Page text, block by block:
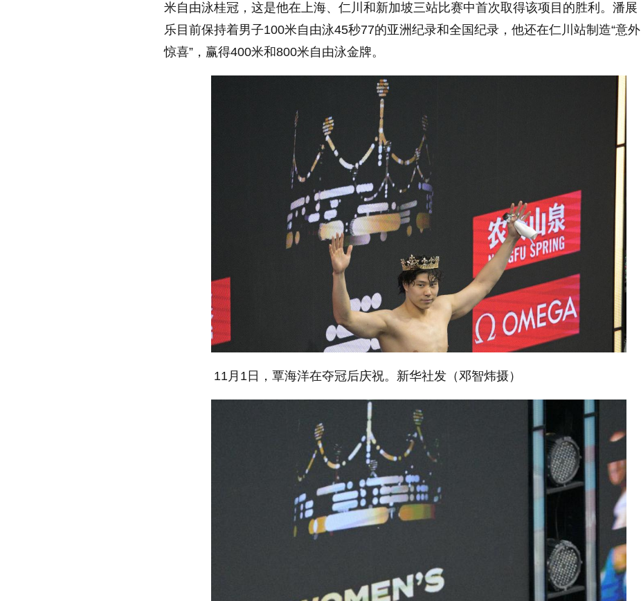
米自由泳桂冠，这是他在上海、仁川和新加坡三站比赛中首次取得该项目的胜利。潘展
乐目前保持着男子100米自由泳45秒77的亚洲纪录和全国纪录，他还在仁川站制造“意外
惊喜”，赢得400米和800米自由泳金牌。
11月1日，覃海洋在夺冠后庆祝。新华社发（邓智炜摄）